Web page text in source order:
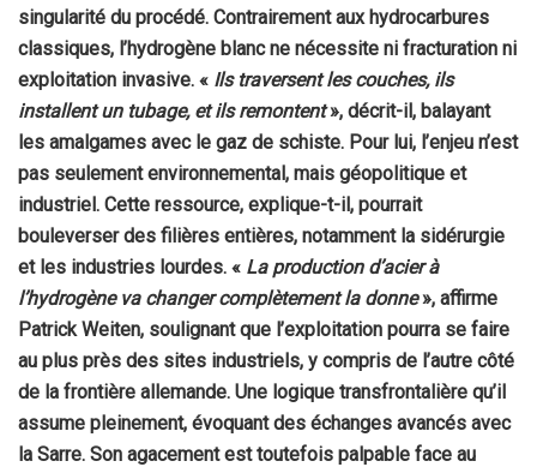
singularité du procédé. Contrairement aux hydrocarbures
classiques, l’hydrogène blanc ne nécessite ni fracturation ni
exploitation invasive. « Ils traversent les couches, ils
installent un tubage, et ils remontent», décrit-il, balayant
les amalgames avec le gaz de schiste. Pour lui, l’enjeu n’est
pas seulement environnemental, mais géopolitique et
industriel. Cette ressource, explique-t-il, pourrait
bouleverser des filières entières, notamment la sidérurgie
et les industries lourdes. « La production d’acier à
l’hydrogène va changer complètement la donne», affirme
Patrick Weiten, soulignant que l’exploitation pourra se faire
au plus près des sites industriels, y compris de l’autre côté
de la frontière allemande. Une logique transfrontalière qu’il
assume pleinement, évoquant des échanges avancés avec
la Sarre. Son agacement est toutefois palpable face au